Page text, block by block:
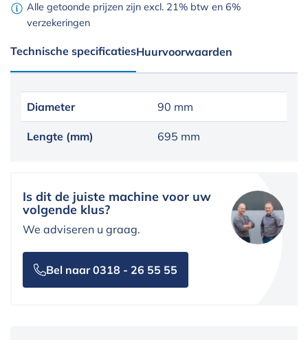
Alle getoonde prijzen zijn excl. 21% btw en 6%
verzekeringen
Technische specificatiesHuurvoorwaarden
Diameter 90 mm
Lengte (mm) 695 mm
Is dit de juiste machine voor uw
volgende klus?
We adviseren u graag.
Bel naar 0318 - 26 55 55